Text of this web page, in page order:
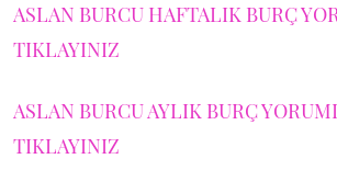
ASLAN BURCU HAFTALIK BURÇ
TIKLAYINIZ
ASLAN BURCU AYLIK BURÇ
TIKLAYINIZ